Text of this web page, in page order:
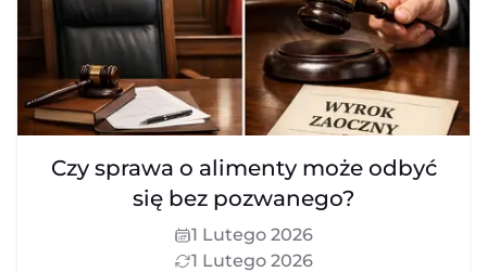
Czy sprawa o alimenty może odbyć
się bez pozwanego?
1 Lutego 2026
1 Lutego 2026